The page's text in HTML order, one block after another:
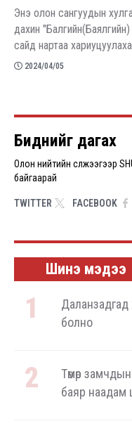
Энэ олон сангуудын
дахин
сайд нартаа
2024/04/05
Биднийг дагах
Олон нийтийн сүлжээгээр
байгаарай
TWITTER FACEBOOK
Шинэ мэдээ
болно
Төмөр
баяр наадам